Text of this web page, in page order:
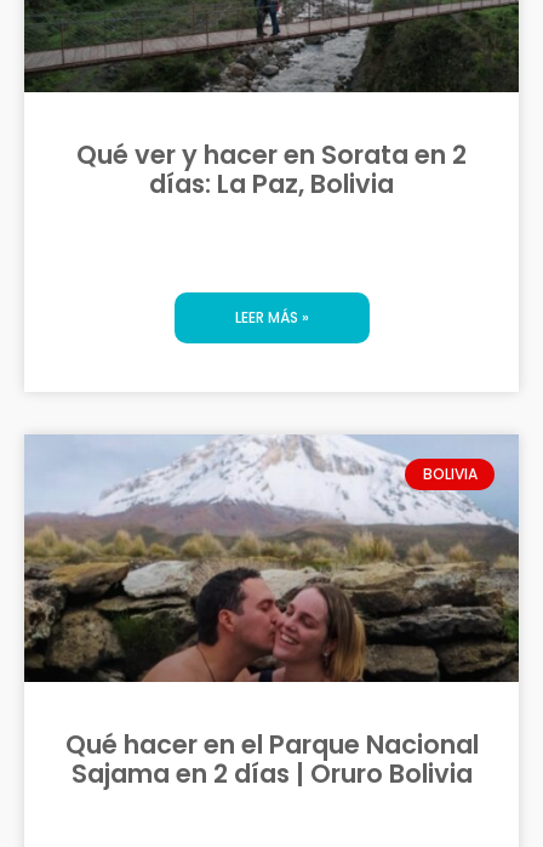
Qué ver y hacer en Sorata en 2
días: La Paz, Bolivia
LEER MÁS »
BOLIVIA
Qué hacer en el Parque Nacional
Sajama en 2 días | Oruro Bolivia